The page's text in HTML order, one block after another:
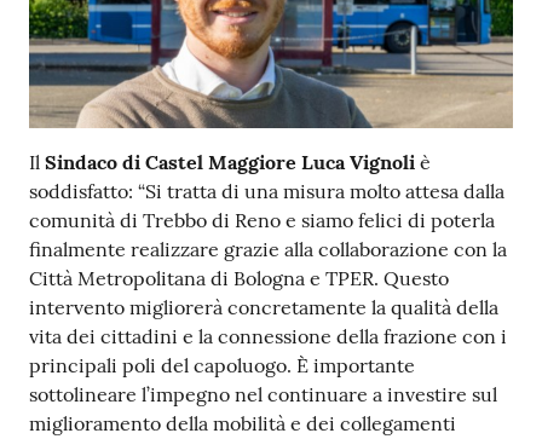
Il Sindaco di Castel Maggiore Luca Vignoli è
soddisfatto: “Si tratta di una misura molto attesa dalla
comunità di Trebbo di Reno e siamo felici di poterla
finalmente realizzare grazie alla collaborazione con la
Città Metropolitana di Bologna e TPER. Questo
intervento migliorerà concretamente la qualità della
vita dei cittadini e la connessione della frazione con i
principali poli del capoluogo. È importante
sottolineare l’impegno nel continuare a investire sul
miglioramento della mobilità e dei collegamenti